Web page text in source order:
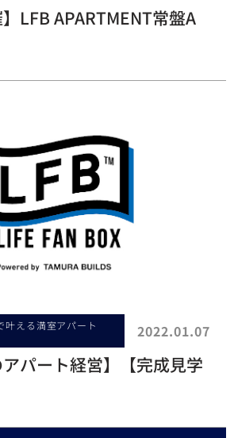
】LFB APARTMENT常盤A
叶える満室アパート
2022.01.07
アパート経営】【完成見学